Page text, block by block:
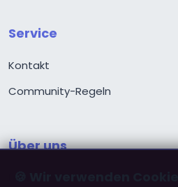
Service
Kontakt
Community-Regeln
Über uns